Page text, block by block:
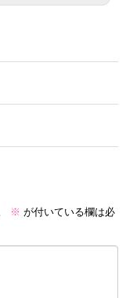
※ が付いている欄は必